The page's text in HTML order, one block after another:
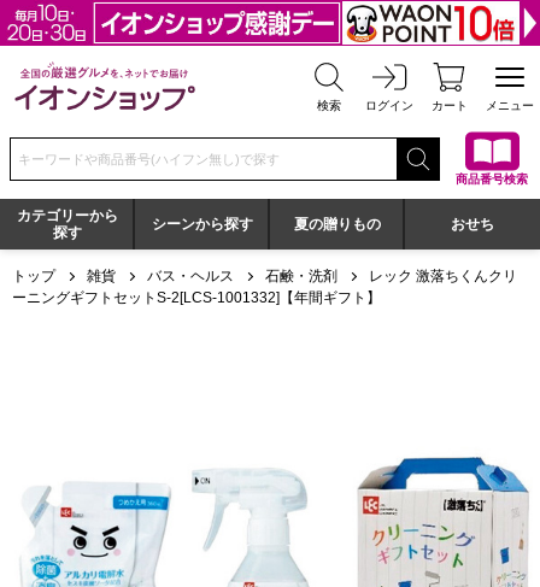
全国の厳選グルメを、ネットでお届け イオンショップ
検索 ログイン カート メニュー
検索キーワードまたは商品番号を入力してください
商品番号検索
カテゴリーから
探す
シーンから探す 夏の贈りもの おせち
トップ 雑貨 バス・ヘルス 石鹸・洗剤
レック 激落ちくんクリ
ーニングギフトセットS-2[LCS-1001332]【年間ギフト】